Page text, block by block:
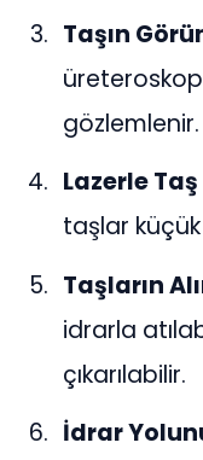
Taşın
gözlemlenir.
Lazerle
taşlar
Taşların
idrarla
çıkarılabilir.
İdrar